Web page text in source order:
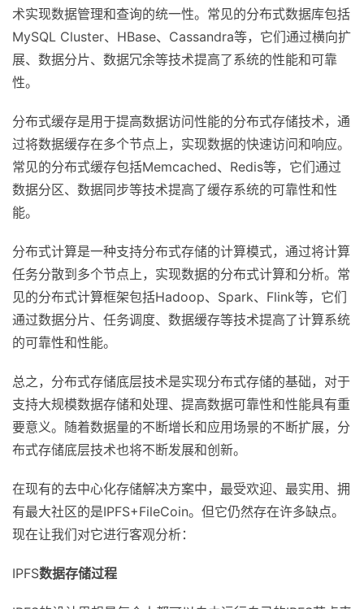
术实现数据管理和查询的统一性。常见的分布式数据库包括
MySQL Cluster、HBase、Cassandra等，它们通过横向扩
展、数据分片、数据冗余等技术提高了系统的性能和可靠
性。
分布式缓存是用于提高数据访问性能的分布式存储技术，通
过将数据缓存在多个节点上，实现数据的快速访问和响应。
常见的分布式缓存包括Memcached、Redis等，它们通过
数据分区、数据同步等技术提高了缓存系统的可靠性和性
能。
分布式计算是一种支持分布式存储的计算模式，通过将计算
任务分散到多个节点上，实现数据的分布式计算和分析。常
见的分布式计算框架包括Hadoop、Spark、Flink等，它们
通过数据分片、任务调度、数据缓存等技术提高了计算系统
的可靠性和性能。
总之，分布式存储底层技术是实现分布式存储的基础，对于
支持大规模数据存储和处理、提高数据可靠性和性能具有重
要意义。随着数据量的不断增长和应用场景的不断扩展，分
布式存储底层技术也将不断发展和创新。
在现有的去中心化存储解决方案中，最受欢迎、最实用、拥
有最大社区的是IPFS+FileCoin。但它仍然存在许多缺点。
现在让我们对它进行客观分析：
IPFS数据存储过程